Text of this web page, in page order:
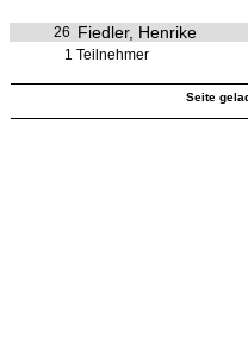
26 Fiedler, Henrike
1 Teilnehmer
Seite